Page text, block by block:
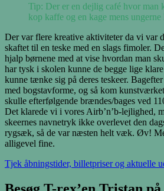
Tip: Der er en dejlig café hvor man
kop kaffe og en kage mens ungerne
Der var flere kreative aktiviteter da vi var
skaftet til en teske med en slags fimoler.
hjalp børnene med at vise hvordan man
har tysk i skolen kunne de begge lige
kunne tænke sig på deres teskeer.
med bogstavforme, og så kom
skulle efterfølgende brændes/bages ved
Det klarede vi i vores Airb’n’b-lejlighed,
skeernes navnetryk ikke overlevet den
rygsæk, så de var næsten helt væk. Øv!
alligevel fine.
Tjek åbningstider, billetpriser og aktuelle